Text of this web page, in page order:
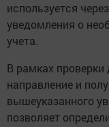
используется
уведомления о
учета.
В рамках
направление и
вышеуказанного
позволяет